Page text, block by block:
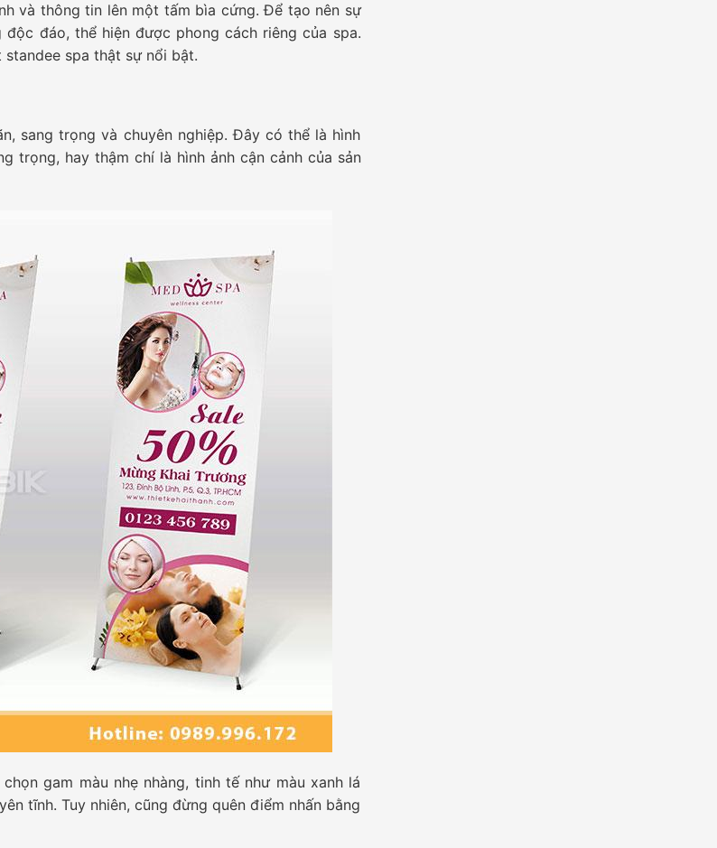
và thông tin lên một tấm bìa cứng. Để tạo nên sự
đáo, thể hiện được phong cách riêng của spa.
spa thật sự nổi bật.
sang trọng và chuyên nghiệp. Đây có thể là hình
trọng, hay thậm chí là hình ảnh cận cảnh của sản
gam màu nhẹ nhàng, tinh tế như màu xanh lá
tĩnh. Tuy nhiên, cũng đừng quên điểm nhấn bằng